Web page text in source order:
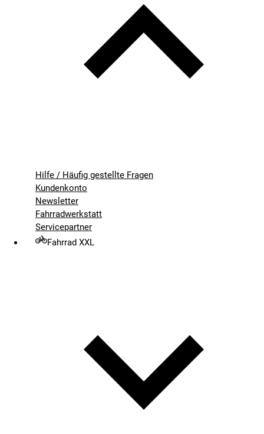
Hilfe / Häufig gestellte Fragen
Kundenkonto
Newsletter
Fahrradwerkstatt
Servicepartner
Fahrrad XXL